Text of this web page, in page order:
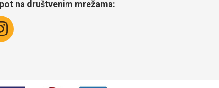
na društvenim mrežama: